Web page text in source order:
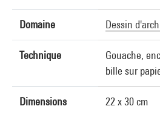
Domaine Dessin
Technique
Gouache,
bille sur
Dimensions 22 x 30 cm